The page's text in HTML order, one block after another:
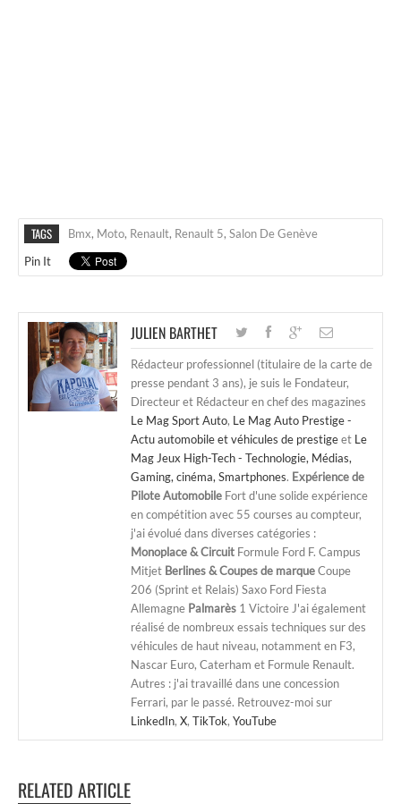
TAGS Bmx, Moto, Renault, Renault 5, Salon De Genève
Pin It
JULIEN BARTHET
Rédacteur professionnel (titulaire de la carte de
presse pendant 3 ans), je suis le Fondateur,
Directeur et Rédacteur en chef des magazines
Le Mag Sport Auto, Le Mag Auto Prestige -
Actu automobile et véhicules de prestigeet Le
Mag Jeux High-Tech - Technologie, Médias,
Gaming, cinéma, Smartphones. Expérience de
Pilote Automobile Fort d'une solide expérience
en compétition avec 55 courses au compteur,
j'ai évolué dans diverses catégories :
Monoplace & Circuit Formule Ford F. Campus
Mitjet Berlines & Coupes de marqueCoupe
206 (Sprint et Relais) Saxo Ford Fiesta
Allemagne Palmarès 1 Victoire J'ai également
réalisé de nombreux essais techniques sur des
véhicules de haut niveau, notamment en F3,
Nascar Euro, Caterham et Formule Renault.
Autres : j'ai travaillé dans une concession
Ferrari, par le passé. Retrouvez-moi sur
LinkedIn, X, TikTok, YouTube
RELATED ARTICLE